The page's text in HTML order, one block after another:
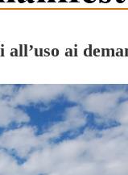
all’uso ai